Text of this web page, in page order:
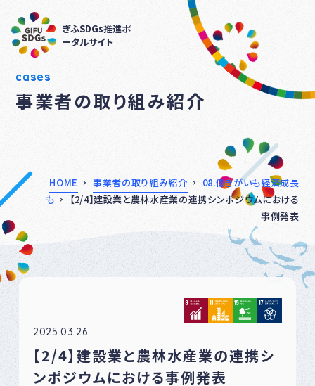
ぎふSDGs推進ポ
ータルサイト
cases
事業者の取り組み紹介
HOME 事業者の取り組み紹介
08.働きがいも経済成長
も
【2/4】建設業と農林水産業の連携シンポジウムにおける
事例発表
2025.03.26
【2/4】建設業と農林水産業の連携シ
ンポジウムにおける事例発表